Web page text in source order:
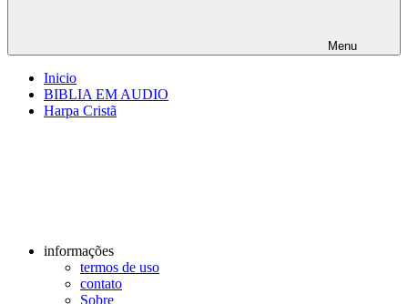
Menu
Inicio
BIBLIA EM AUDIO
Harpa Cristã
informações
termos de uso
contato
Sobre